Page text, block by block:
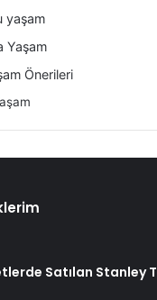
yaşam
Yaşam
Önerileri
Satılan Stanley